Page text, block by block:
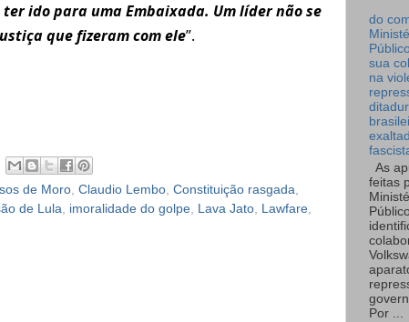
ido para uma Embaixada. Um líder não se
que fizeram com ele”.
de Moro Claudio Lembo Constituição rasgada
de Lula imoralidade do golpe Lava Jato Lawfare
do
sua
na
As
feitas
Por ...